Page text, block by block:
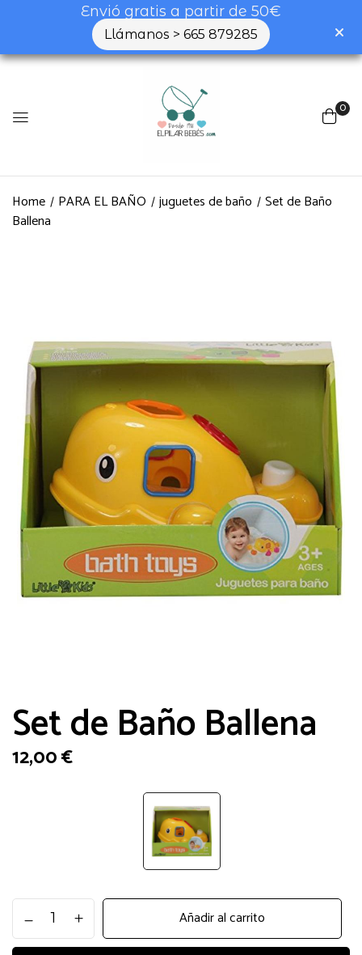
Envió gratis a partir de 50€
Llámanos > 665 879285
0
Home PARA EL BAÑO juguetes de baño
Set de Baño
Ballena
Set de Baño Ballena
12,00€
de
Baño
Añadir al carrito
Baño Ballena”
Tu valoración
Guarda mi nombre, correo electrónico y
web en este navegador para la próxima